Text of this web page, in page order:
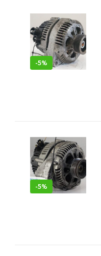
-5%
-5%